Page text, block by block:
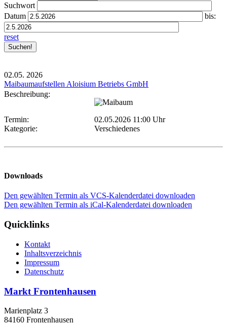
Suchwort
Datum
bis:
reset
02.05. 2026
Maibaumaufstellen Aloisium Betriebs GmbH
Beschreibung:
Termin:
02.05.2026 11:00 Uhr
Kategorie:
Verschiedenes
Downloads
Den gewählten Termin als VCS-Kalenderdatei downloaden
Den gewählten Termin als iCal-Kalenderdatei downloaden
Quicklinks
Kontakt
Inhaltsverzeichnis
Impressum
Datenschutz
Markt Frontenhausen
Marienplatz 3
84160 Frontenhausen